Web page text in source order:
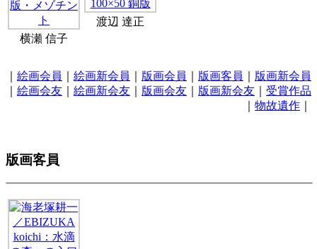
横瀬 信子
渡辺 達正
絵画会員 絵画新会員 版画会員 版画客員
版画新会員
絵画会友 絵画新会友 版画会友 版画新会友
受賞作品
物故遺作
版画客員